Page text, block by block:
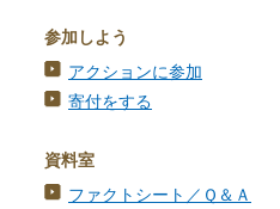
参加しよう
アクションに参加
寄付をする
資料室
ファクトシート／Ｑ＆Ａ